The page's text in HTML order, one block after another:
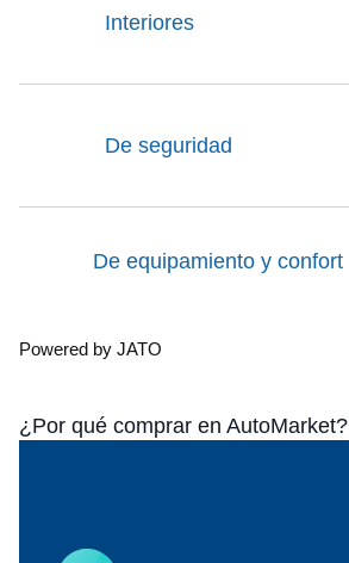
Interiores
De seguridad
De equipamiento y confort
Powered by JATO
¿Por qué comprar en AutoMarket?